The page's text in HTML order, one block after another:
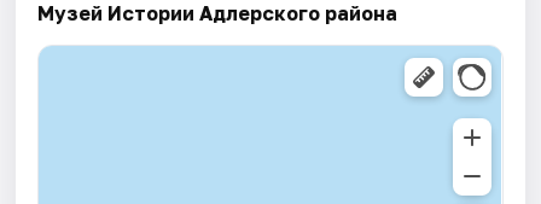
Музей Истории Адлерского района